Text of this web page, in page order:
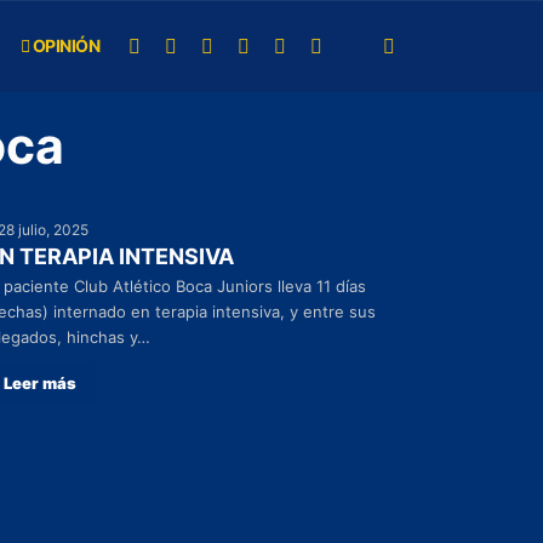
OPINIÓN
28 julio, 2025
TERAPIA INTENSIVA
paciente Club Atlético Boca Juniors lleva 11 días
internado en terapia intensiva, y entre sus
hinchas y…
Leer más